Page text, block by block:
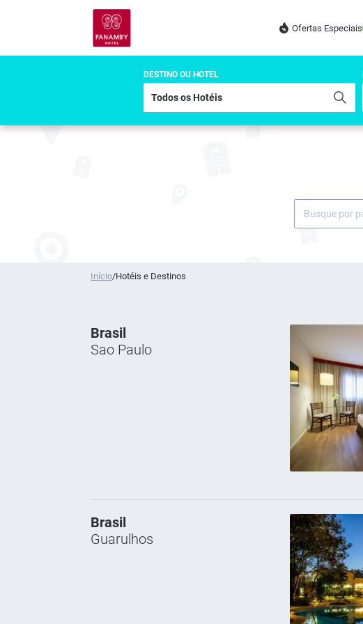
Ofertas Especiais
DESTINO OU HOTEL
Início/Hotéis e Destinos
Brasil
Sao Paulo
Brasil
Guarulhos